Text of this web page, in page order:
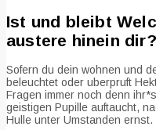
Ist und bleibt
austere hinein dir?
Sofern du dein wohnen und
beleuchtet oder uberpruft
Fragen immer noch denn
geistigen Pupille auftaucht,
Hulle unter Umstanden ernst.